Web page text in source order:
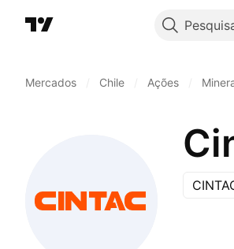
Mercados Chile Ações